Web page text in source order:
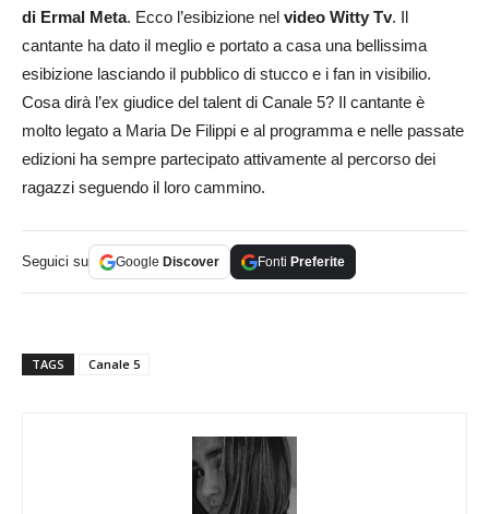
di Ermal Meta. Ecco l’esibizione nel video Witty Tv. Il
cantante ha dato il meglio e portato a casa una bellissima
esibizione lasciando il pubblico di stucco e i fan in visibilio.
Cosa dirà l’ex giudice del talent di Canale 5? Il cantante è
molto legato a Maria De Filippi e al programma e nelle passate
edizioni ha sempre partecipato attivamente al percorso dei
ragazzi seguendo il loro cammino.
Seguici su Google Discover Fonti Preferite
TAGS Canale 5